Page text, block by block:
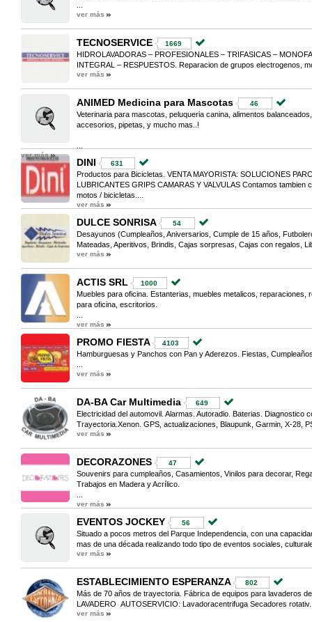
ver más
TECNOSERVICE 1669
HIDROLAVADORAS – PROFESIONALES – TRIFASICAS –
INTEGRAL – RESPUESTOS. Reparacion de grupos electrogenos,
ver más
ANIMED Medicina para Mascotas 46
Veterinaria para mascotas, peluqueria canina, alimentos
accesorios, pipetas, y mucho mas..!
ver más
DINI 631
Productos para Bicicletas. VENTA MAYORISTA: SOLUCIONES
LUBRICANTES GRIPS CAMARAS Y VALVULAS Contamos
motos / bicicletas....
ver más
DULCE SONRISA 54
Desayunos (Cumpleaños, Aniversarios, Cumple de 15 años,
Mateadas, Aperitivos, Brindis, Cajas sorpresas, Cajas con regalos,
ver más
ACTIS SRL 1000
Muebles para oficina. Estanterias, muebles metalicos, reparaciones,
para oficina, escritorios.
ver más
PROMO FIESTA 4103
Hamburguesas y Panchos con Pan y Aderezos. Fiestas,
ver más
DA-BA Car Multimedia 649
Electricidad del automovil. Alarmas. Autoradio. Baterias. Diagnostico
Trayectoria.Xenon. GPS, actualizaciones, Blaupunk, Garmin, X-28,
ver más
DECORAZONES 47
Souvenirs para cumpleaños, Casamientos, Vinilos para decorar,
Trabajos en Madera y Acrílico.
ver más
EVENTOS JOCKEY 56
Situado a pocos metros del Parque Independencia, con una
mas de una década realizando todo tipo de eventos sociales,
ver más
ESTABLECIMIENTO ESPERANZA 802
Más de 70 años de trayectoria. Fábrica de equipos para lavaderos
LAVADERO AUTOSERVICIO: Lavadoracentrifuga Secadores
ver más